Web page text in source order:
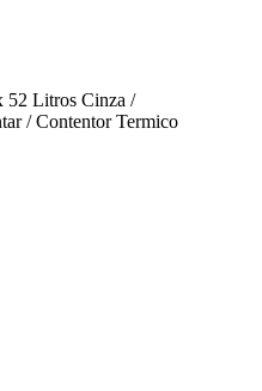
52 Litros Cinza /
/ Contentor Termico